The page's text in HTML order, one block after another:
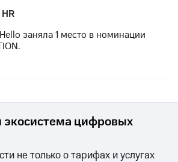
2023
заняла 1 место в номинации
цифровых
не только о тарифах и услугах